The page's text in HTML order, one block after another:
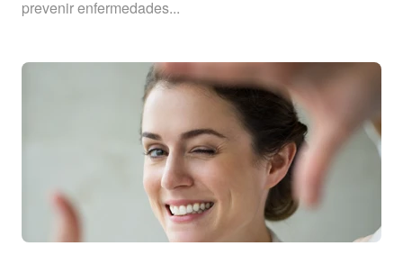
prevenir enfermedades...